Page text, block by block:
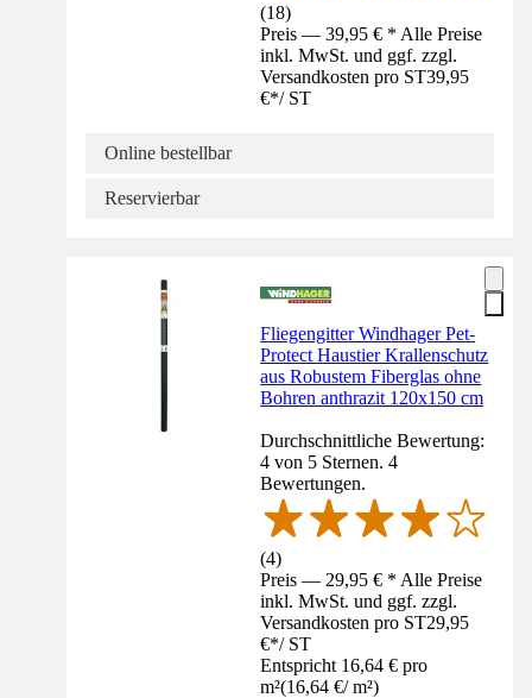
(18)
Preis — 39,95 € * Alle Preise
inkl. MwSt. und ggf. zzgl.
Versandkosten pro ST39,95
€*/ ST
Online bestellbar
Reservierbar
Fliegengitter Windhager Pet-
Protect Haustier Krallenschutz
aus Robustem Fiberglas ohne
Bohren anthrazit 120x150 cm
Durchschnittliche Bewertung:
4 von 5 Sternen. 4
Bewertungen.
(4)
Preis — 29,95 € * Alle Preise
inkl. MwSt. und ggf. zzgl.
Versandkosten pro ST29,95
€*/ ST
Entspricht 16,64 € pro
m²(16,64 €/ m²)